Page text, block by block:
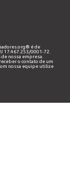
é de
17.467.253/0001-72.
nossa empresa.
o contato de um
nossa equipe utilize